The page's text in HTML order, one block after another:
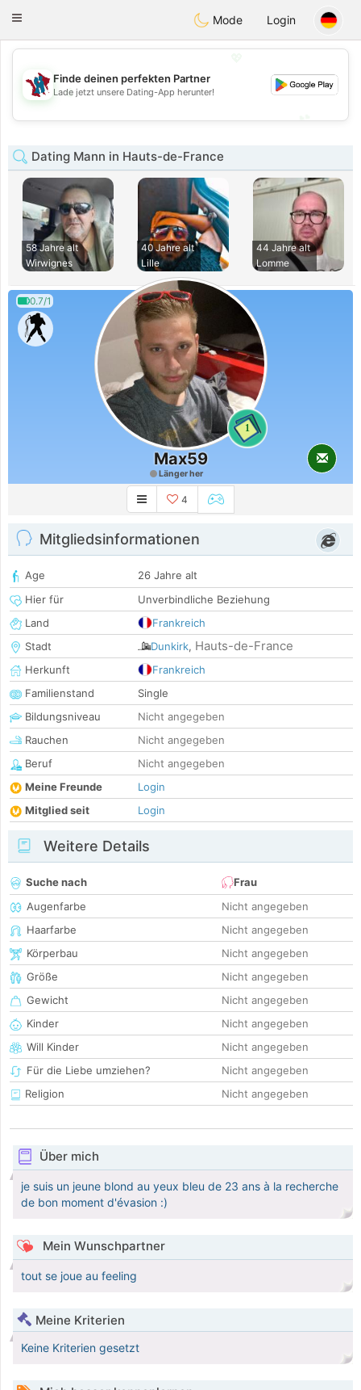
Taimerais
Toggle
Mode Login
💖
💕
Finde deinen perfekten Partner
Lade jetzt unsere Dating-App herunter!
Dating Mann in Hauts-de-France
58 Jahre alt
Wirwignes
40 Jahre alt
Lille
44 Jahre alt
Lomme
0.7/1
1
Max59
Länger her
4
Mitgliedsinformationen
Age
26 Jahre alt
Hier für
Unverbindliche Beziehung
Land
Frankreich
Stadt
Dunkirk, Hauts-de-France
Herkunft
Frankreich
Familienstand
Single
Bildungsniveau
Nicht angegeben
Rauchen
Nicht angegeben
Beruf
Nicht angegeben
Meine Freunde
Login
Mitglied seit
Login
Weitere Details
Suche nach
Frau
Augenfarbe
Nicht angegeben
Haarfarbe
Nicht angegeben
Körperbau
Nicht angegeben
Größe
Nicht angegeben
Gewicht
Nicht angegeben
Kinder
Nicht angegeben
Will Kinder
Nicht angegeben
Für die Liebe umziehen?
Nicht angegeben
Religion
Nicht angegeben
Über mich
je suis un jeune blond au yeux bleu de 23 ans à la recherche
de bon moment d'évasion :)
Mein Wunschpartner
tout se joue au feeling
Meine Kriterien
Keine Kriterien gesetzt